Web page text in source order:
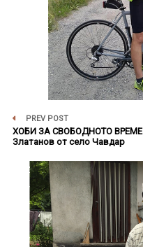
PREV POST
ХОБИ ЗА СВОБОДНОТО ВРЕМЕ
Златанов от село Чавдар